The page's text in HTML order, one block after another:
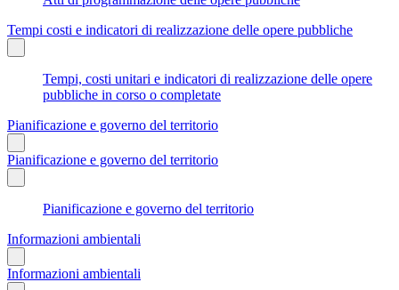
Tempi costi e indicatori di realizzazione delle opere pubbliche
Tempi, costi unitari e indicatori di realizzazione delle opere
pubbliche in corso o completate
Pianificazione e governo del territorio
Pianificazione e governo del territorio
Pianificazione e governo del territorio
Informazioni ambientali
Informazioni ambientali